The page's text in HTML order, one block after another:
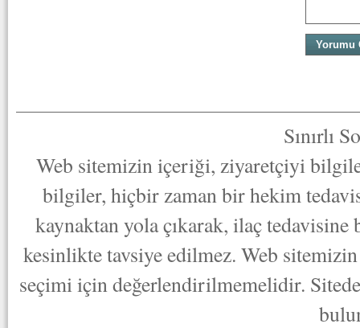
Sınırlı
Web sitemizin içeriği, ziyaretçiyi
bilgiler, hiçbir zaman bir hekim
kaynaktan yola çıkarak, ilaç
kesinlikte tavsiye edilmez. Web
seçimi için değerlendirilmemelidir.